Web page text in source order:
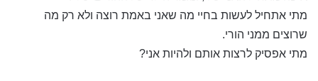
מתי אתחיל לעשות בחיי מה שאני באמת רוצה ולא רק מה
שרוצים ממני הורי.
מתי אפסיק לרצות אותם ולהיות אני?